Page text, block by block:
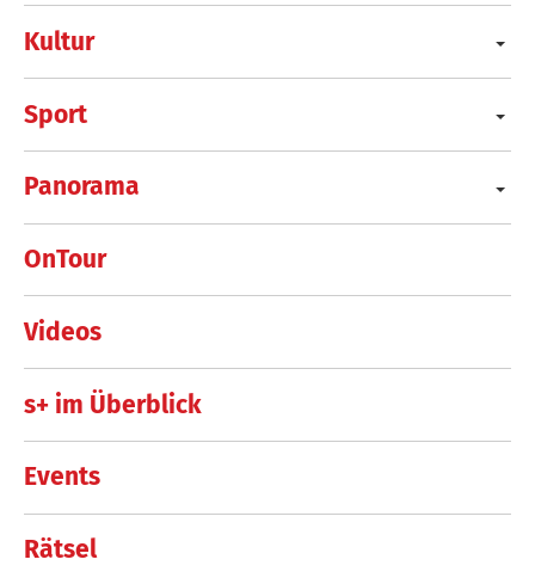
Kultur
Sport
Panorama
OnTour
Videos
s+ im Überblick
Events
Rätsel